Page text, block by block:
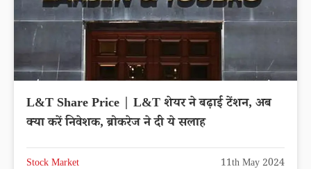
L&T Share Price | L&T शेयर ने बढ़ाई टेंशन, अब
क्या करें निवेशक, ब्रोकरेज ने दी ये सलाह
Stock Market 11th May 2024